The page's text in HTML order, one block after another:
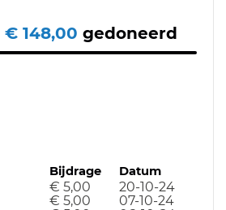
€ 148,00 gedoneerd
Bijdrage Datum
€ 5,00
20-10-24
€ 5,00
07-10-24